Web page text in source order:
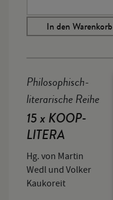
In den Warenkorb
Philosophisch-
literarische Reihe
15 x KOOP-
LITERA
Hg. von Martin
Wedl und Volker
Kaukoreit